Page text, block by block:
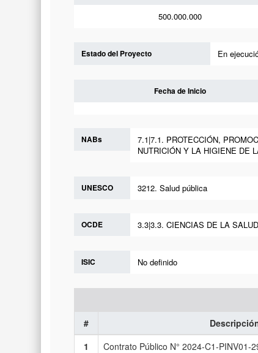
500.000.000
Estado del Proyecto En
Fecha de Inicio
NABs
7.1|7.1. PROTECCIÓN,
NUTRICIÓN Y LA HIGIENE DE
UNESCO 3212. Salud pública
OCDE 3.3|3.3. CIENCIAS DE LA
ISIC No definido
#
1
Contrato Público N° 2024-C1-PINV01-